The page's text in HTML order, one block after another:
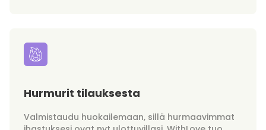
Hurmurit tilauksesta
Valmistaudu huokailemaan, sillä hurmaavimmat